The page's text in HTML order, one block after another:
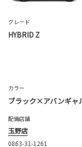
グレード
HYBRID Z
カラー
ブラック×アバンギャ
配備店舗
玉野店
0863-31-1261